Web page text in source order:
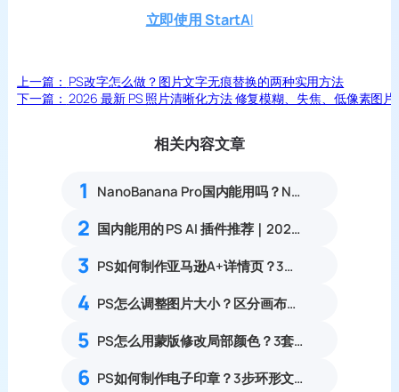
立即使用 StartAI
上一篇： PS改字怎么做？图片文字无痕替换的两种实用方法
下一篇： 2026 最新 PS 照片清晰化方法 修复模糊、失焦、低像素图片
相关内容文章
1 NanoBanana Pro国内能用吗？Nano banana使用教程
2 国内能用的 PS AI 插件推荐｜2026 4款AI插件最新实测
3 PS如何制作亚马逊A+详情页？3步搞定亚马逊A+详情
4 PS怎么调整图片大小？区分画布大小与图像大小新手指南
5 PS怎么用蒙版修改局部颜色？3套蒙版局部调色实操方法完整教程
6 PS如何制作电子印章？3步环形文字印章设计完整步骤